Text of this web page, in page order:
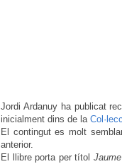
Jordi Ardanuy ha publicat
inicialment dins de la
El contingut es molt
anterior.
El llibre porta per títol